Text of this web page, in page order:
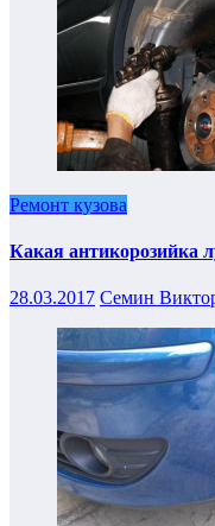
Ремонт кузова
Какая антикорозийка
28.03.2017 Семин